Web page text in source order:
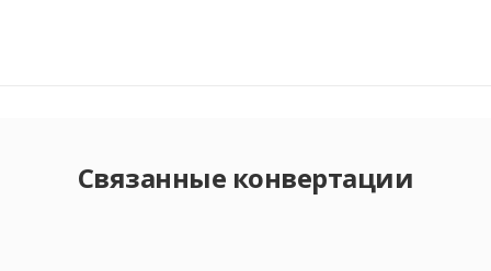
Связанные конвертации